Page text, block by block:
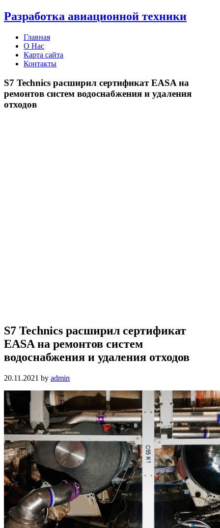
Разработка авиационной техники
Главная
О Нас
Карта сайта
Контакты
S7 Technics расширил сертификат EASA на
ремонтов систем водоснабжения и удаления
отходов
S7 Technics расширил сертификат
EASA на ремонтов систем
водоснабжения и удаления отходов
20.11.2021 by admin